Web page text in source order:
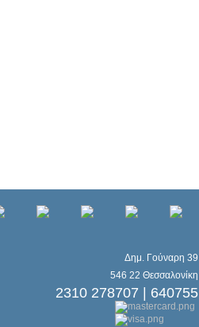
Δημ. Γούναρη 39
546 22 Θεσσαλονίκη
2310 278707 | 640755